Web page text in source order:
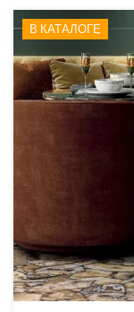
В КАТАЛОГЕ